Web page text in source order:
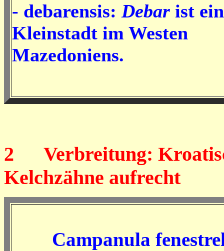
- debarensis: Debar ist
Kleinstadt im Westen
Mazedoniens.
2 Verbreitung:
Kelchzähne aufrecht
Campanula